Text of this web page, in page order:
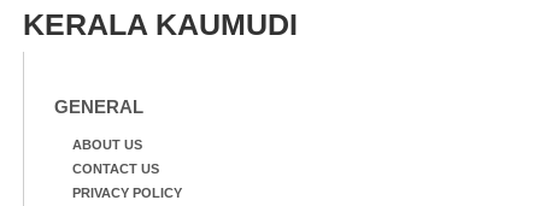
KERALA KAUMUDI
GENERAL
ABOUT US
CONTACT US
PRIVACY POLICY